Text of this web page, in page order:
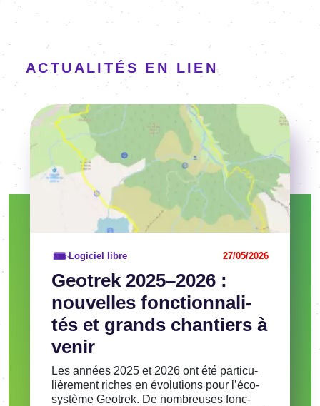
ACTUALITÉS EN LIEN
Geotrek 2025–2026 :
nouvelles fonc­tion­na­li­
tés et grands chan­tiers à
venir
Logiciel libre 27/05/2026
Les années 2025 et 2026 ont été parti­cu­
liè­re­ment riches en évolu­tions pour l’éco­
sys­tème Geotrek. De nombreuses fonc­
Voir l'article
Image